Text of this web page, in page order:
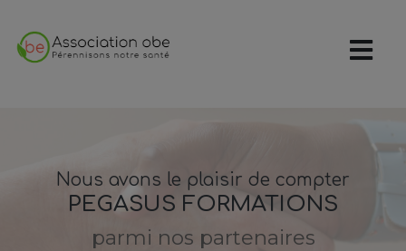
Nous avons le plaisir de compter
PEGASUS FORMATIONS
parmi nos partenaires